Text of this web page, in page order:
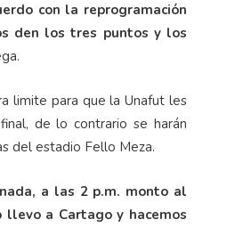
con la reprogramación
den los tres puntos y los
limite para que la Unafut les
de lo contrario se harán
del estadio Fello Meza.
a las 2 p.m. monto al
a Cartago y hacemos